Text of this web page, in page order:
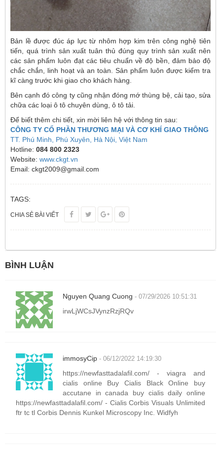
Bản lề được đúc áp lực từ nhôm hợp kim trên công nghệ tiên
tiến, quá trình sản xuất tuân thủ đúng quy trình sản xuất nên
các sản phẩm luôn đạt các tiêu chuẩn về độ bền, đảm bảo độ
chắc chắn, linh hoạt và an toàn. Sản phẩm luôn được kiểm tra
kĩ càng trước khi giao cho khách hàng.
Bên cạnh đó công ty cũng nhận đóng mớ thùng bệ, cải tạo, sửa
chữa các loại ô tô chuyên dùng, ô tô tải.
Để biết thêm chi tiết, xin mời liên hệ với thông tin sau:
CÔNG TY CỔ PHẦN THƯƠNG MẠI VÀ CƠ KHÍ GIAO THÔNG
TT. Phú Minh, Phú Xuyên, Hà Nội, Việt Nam
Hotline: 084 800 2323
Website: www.ckgt.vn
Email: ckgt2009@gmail.com
TAGS:
CHIA SẺ BÀI VIẾT
BÌNH LUẬN
Nguyen Quang Cuong - 07/29/2026 10:51:31
irwLjWCsJVynzRzjRQv
immosyCip - 06/12/2022 14:19:30
https://newfasttadalafil.com/ - viagra and
cialis online Buy Cialis Black Online buy
accutane in canada buy cialis daily online
https://newfasttadalafil.com/ - Cialis Corbis Visuals Unlimited
ftr tc tl Corbis Dennis Kunkel Microscopy Inc. Widfyh